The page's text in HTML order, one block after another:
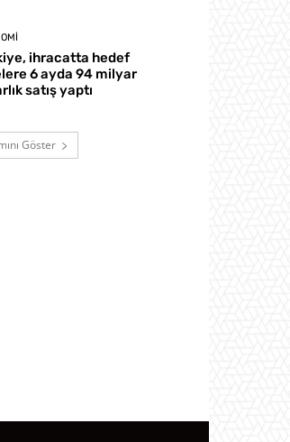
ihracatta hedef
6 ayda 94 milyar
satış yaptı
Göster